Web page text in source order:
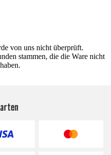
von uns nicht überprüft.
stammen, die die Ware nicht